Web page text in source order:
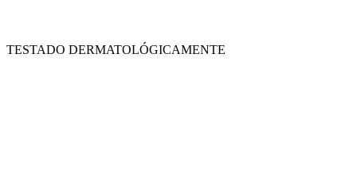
TESTADO DERMATOLÓGICAMENTE